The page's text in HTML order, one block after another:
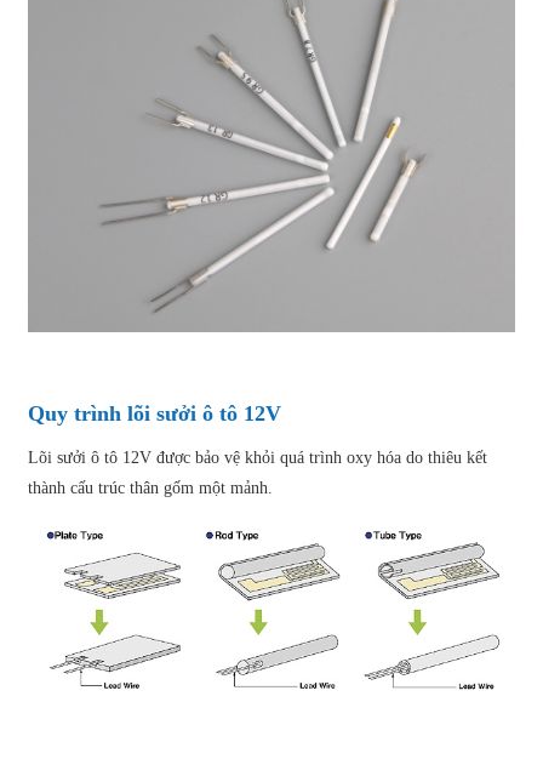
Quy trình lõi sưởi ô tô 12V
Lõi sưởi ô tô 12V được bảo vệ khỏi quá trình oxy hóa do thiêu kết
thành cấu trúc thân gốm một mảnh.